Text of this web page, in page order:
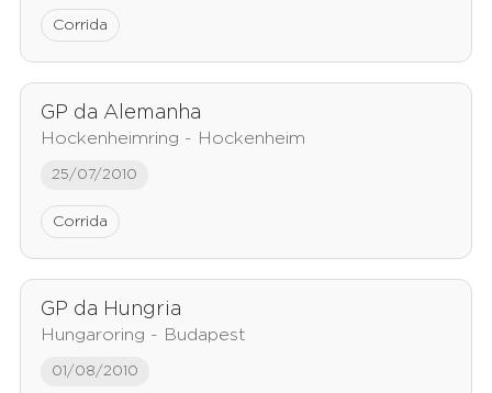
Corrida
GP da Alemanha
Hockenheimring - Hockenheim
25/07/2010
Corrida
GP da Hungria
Hungaroring - Budapest
01/08/2010